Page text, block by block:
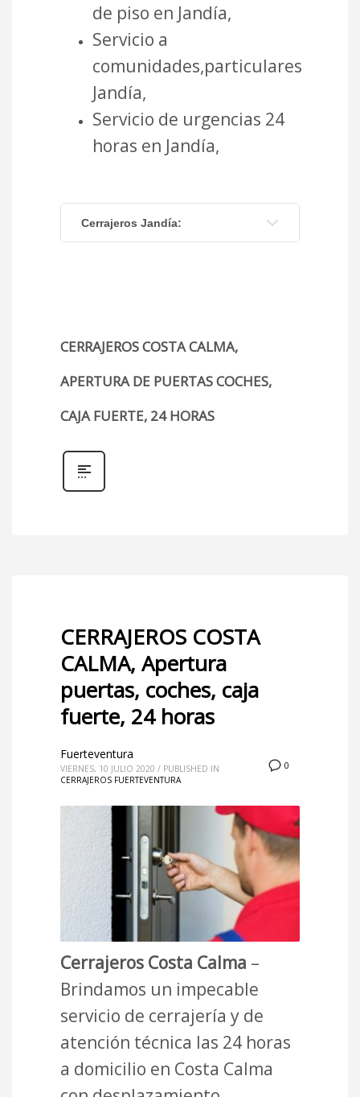
de piso en Jandía,
Servicio a
comunidades,particulares
Jandía,
Servicio de urgencias 24
horas en Jandía,
Cerrajeros Jandía:
CERRAJEROS COSTA CALMA,
APERTURA DE PUERTAS COCHES,
CAJA FUERTE, 24 HORAS
CERRAJEROS COSTA
CALMA, Apertura
puertas, coches, caja
fuerte, 24 horas
0
Fuerteventura
VIERNES, 10 JULIO 2020 / PUBLISHED IN
CERRAJEROS FUERTEVENTURA
Cerrajeros Costa Calma –
Brindamos un impecable
servicio de cerrajería y de
atención técnica las 24 horas
a domicilio en Costa Calma